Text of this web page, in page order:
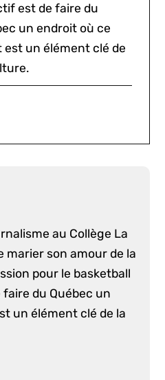
est de faire du
un endroit où ce
est un élément clé de
au Collège La
marier son amour de la
pour le basketball
du Québec un
un élément clé de la